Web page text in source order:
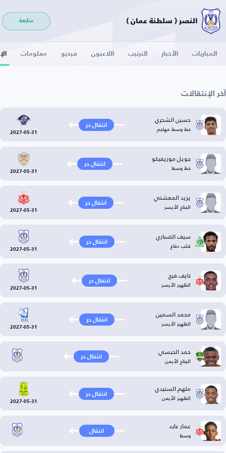
النصر ( سلطنة عمان ) متابعة
المباريات الأخبار الترتيب اللاعبون فيديو معلومات
آخر الإنتقالات
حسين الشحري
خط وسط مهاجم انتقال حر
2027-05-31
جويل موزيفيكو
خط وسط انتقال حر
2027-05-31
يزيد المعشني
الجناح الأيسر انتقال حر
2027-05-31
سيف الضباري
قلب دفاع انتقال حر
2027-05-31
نايف فرج
الظهير الأيسر انتقال حر
2027-05-31
محمد السمين
الظهير الأيسر انتقال حر
2027-05-31
حمد الحبسي
الجناح الأيمن انتقال حر
ملهم السنيدي
الظهير الأيمن انتقال حر
2027-05-31
عمار عابد
وسط انتقال